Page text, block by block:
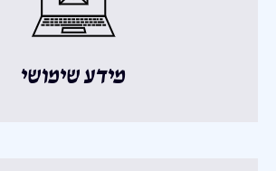
מידע שימושי